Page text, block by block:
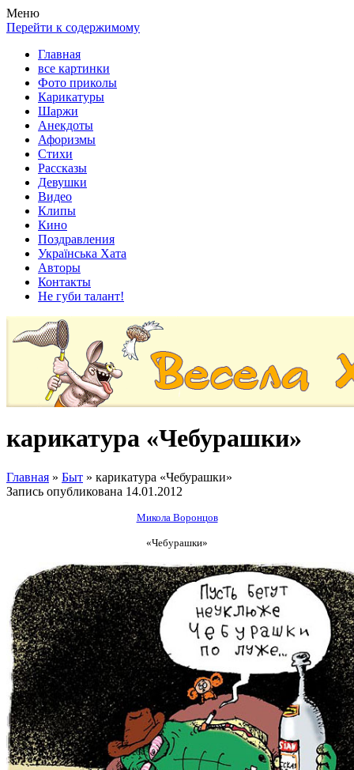
Весела хата — прикольные картинки, смешные истории,
клипы!
Покажем всем ваши фото приколы, карикатуры, шаржи, стихи,
рассказы, видео и песни!
Меню
Перейти к содержимому
Главная
все картинки
Фото приколы
Карикатуры
Шаржи
Анекдоты
Афоризмы
Стихи
Рассказы
Девушки
Видео
Клипы
Кино
Поздравления
Українська Хата
Авторы
Контакты
Не губи талант!
карикатура «Чебурашки»
Главная » Быт » карикатура «Чебурашки»
Запись опубликована 14.01.2012
Микола Воронцов
«Чебурашки»